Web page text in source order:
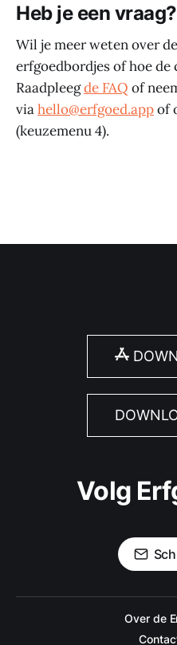
Heb je een vraag?
Wil je meer weten over
erfgoedbordjes of hoe de
Raadpleegde FAQ of
viahello@erfgoed.appof
(keuzemenu 4).
Volg
Over de